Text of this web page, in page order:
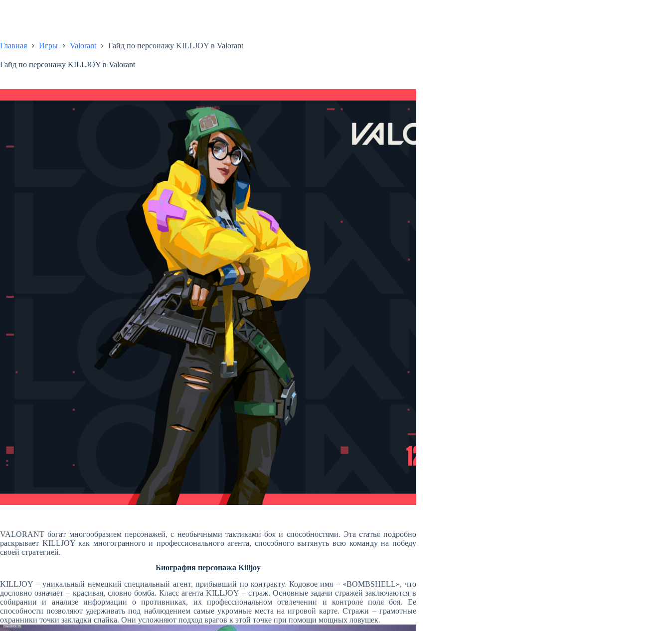
Главная Игры Valorant Гайд по персонажу KILLJOY в Valorant
Гайд по персонажу KILLJOY в Valorant
VALORANT богат многообразием персонажей, с необычными тактиками боя и способностями. Эта статья подробно
раскрывает KILLJOY как многогранного и профессионального агента, способного вытянуть всю команду на победу
своей стратегией.
Биография персонажа Killjoy
KILLJOY – уникальный немецкий специальный агент, прибывший по контракту. Кодовое имя – «BOMBSHELL», что
дословно означает – красивая, словно бомба. Класс агента KILLJOY – страж. Основные задачи стражей заключаются в
собирании и анализе информации о противниках, их профессиональном отвлечении и контроле поля боя. Ее
способности позволяют удерживать под наблюдением самые укромные места на игровой карте. Стражи – грамотные
охранники точки закладки спайка. Они усложняют подход врагов к этой точке при помощи мощных ловушек.